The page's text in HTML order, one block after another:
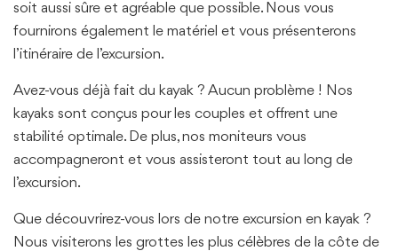
soit aussi sûre et agréable que possible. Nous vous
fournirons également le matériel et vous présenterons
l’itinéraire de l’excursion.
Avez-vous déjà fait du kayak ? Aucun problème ! Nos
kayaks sont conçus pour les couples et offrent une
stabilité optimale. De plus, nos moniteurs vous
accompagneront et vous assisteront tout au long de
l’excursion.
Que découvrirez-vous lors de notre excursion en kayak ?
Nous visiterons les grottes les plus célèbres de la côte de